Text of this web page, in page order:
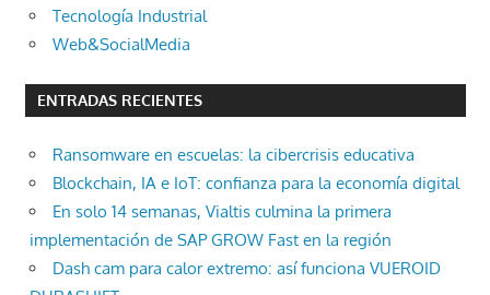
Tecnología Industrial
Web&SocialMedia
ENTRADAS RECIENTES
Ransomware en escuelas: la cibercrisis educativa
Blockchain, IA e IoT: confianza para la economía digital
En solo 14 semanas, Vialtis culmina la primera
implementación de SAP GROW Fast en la región
Dash cam para calor extremo: así funciona VUEROID